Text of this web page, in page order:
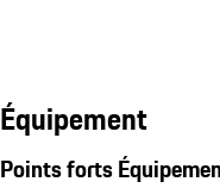
Équipement
Points forts